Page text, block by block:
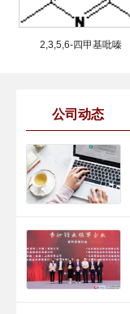
2,3,5,6-四甲基吡嗪
公司动态